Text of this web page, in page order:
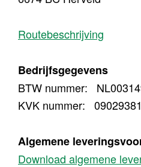
Routebeschrijving
Bedrijfsgegevens
BTW nummer:
KVK nummer: 09029381
Algemene
Download algemene